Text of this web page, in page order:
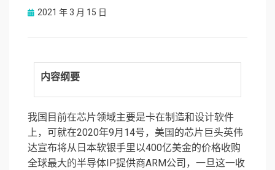
Posted
2021 年 3 月 15 日
内容纲要
我国目前在芯片领域主要是卡在制造和设计软件
上，可就在2020年9月14号，美国的芯片巨头英伟
达宣布将从日本软银手里以400亿美金的价格收购
全球最大的半导体IP提供商ARM公司，一旦这一收